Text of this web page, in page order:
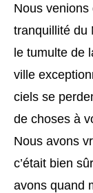
Nous
tranquillité du
le tumulte de
ville
ciels se
de choses à
Nous avons
c’était bien
avons quand